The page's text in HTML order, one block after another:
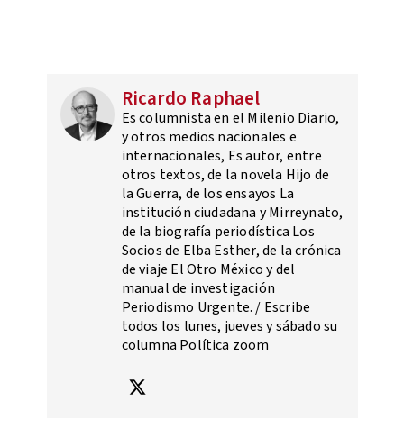
Ricardo Raphael
Es columnista en el Milenio Diario,
y otros medios nacionales e
internacionales, Es autor, entre
otros textos, de la novela Hijo de
la Guerra, de los ensayos La
institución ciudadana y Mirreynato,
de la biografía periodística Los
Socios de Elba Esther, de la crónica
de viaje El Otro México y del
manual de investigación
Periodismo Urgente. / Escribe
todos los lunes, jueves y sábado su
columna Política zoom